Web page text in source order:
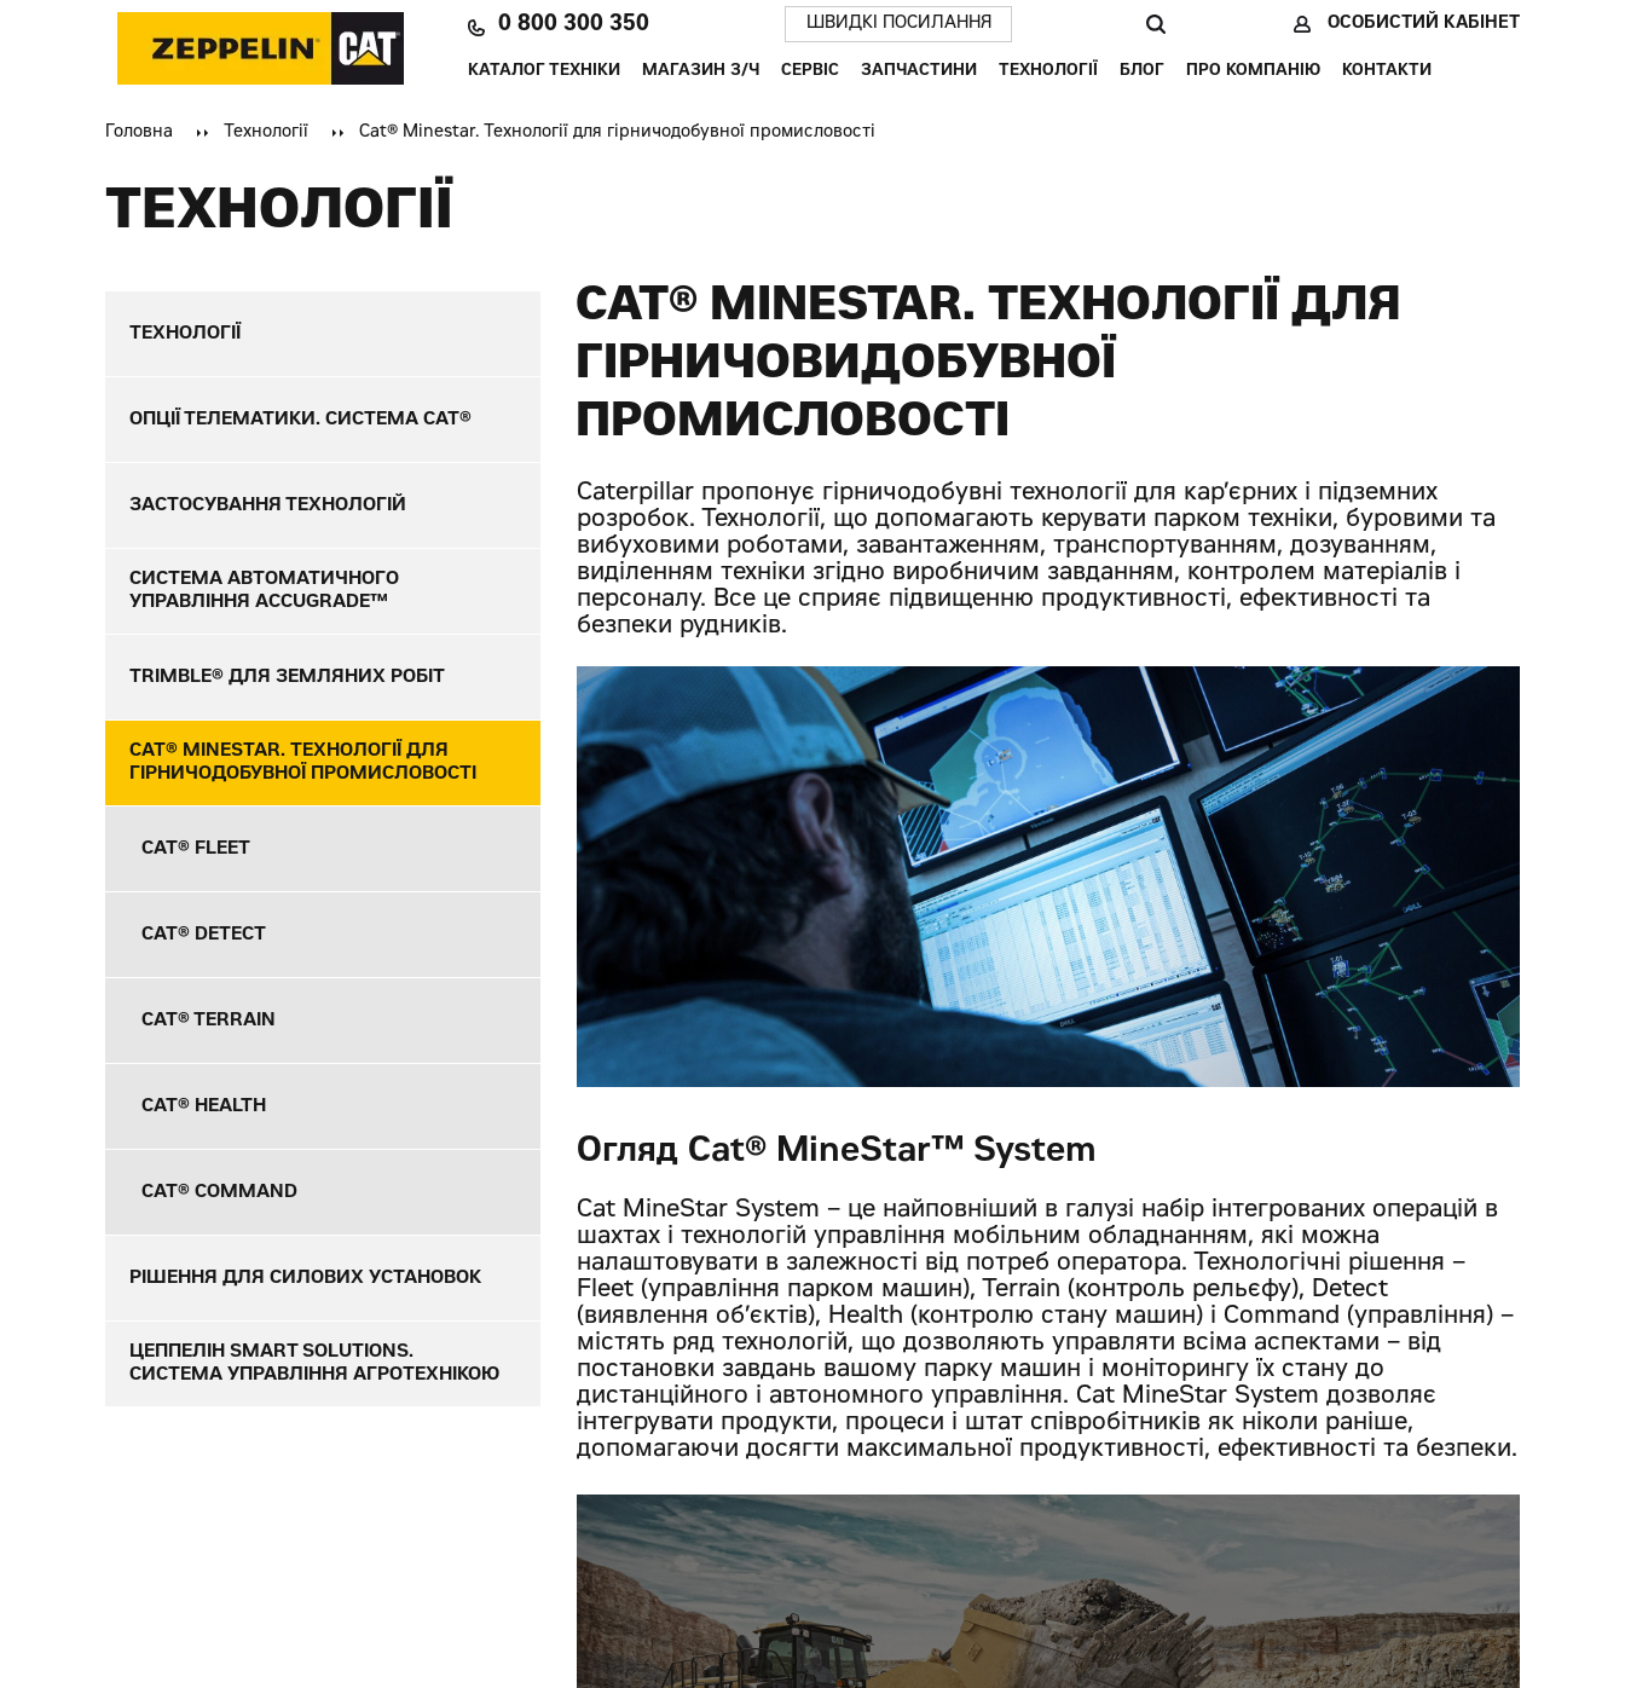
0 800 300 350
КАТАЛОГ ТЕХНІКИ МАГАЗИН З/Ч СЕРВІС ЗАПЧАСТИНИ ТЕХНОЛОГІЇ БЛОГ ПРО КОМПАНІЮ КОНТАКТИ
ШВИДКІ ПОСИЛАННЯ ОСОБИСТИЙ КАБІНЕТ
Головна Технології Cat® Minestar. Технології для гірничодобувної промисловості
ТЕХНОЛОГІЇ
ТЕХНОЛОГІЇ
ОПЦІЇ ТЕЛЕМАТИКИ. СИСТЕМА CAT®
ЗАСТОСУВАННЯ ТЕХНОЛОГІЙ
СИСТЕМА АВТОМАТИЧНОГО
УПРАВЛІННЯ ACCUGRADE™
TRIMBLE® ДЛЯ ЗЕМЛЯНИХ РОБІТ
CAT® MINESTAR. ТЕХНОЛОГІЇ ДЛЯ
ГІРНИЧОДОБУВНОЇ ПРОМИСЛОВОСТІ
CAT® FLEET
CAT® DETECT
CAT® TERRAIN
CAT® HEALTH
CAT® COMMAND
РІШЕННЯ ДЛЯ СИЛОВИХ УСТАНОВОК
ЦЕППЕЛІН SMART SOLUTIONS.
СИСТЕМА УПРАВЛІННЯ АГРОТЕХНІКОЮ
CAT® MINESTAR. ТЕХНОЛОГІЇ ДЛЯ
ГІРНИЧОВИДОБУВНОЇ
ПРОМИСЛОВОСТІ
Caterpillar пропонує гірничодобувні технології для кар’єрних і підземних
розробок. Технології, що допомагають керувати парком техніки, буровими та
вибуховими роботами, завантаженням, транспортуванням, дозуванням,
виділенням техніки згідно виробничим завданням, контролем матеріалів і
персоналу. Все це сприяє підвищенню продуктивності, ефективності та
безпеки рудників.
Огляд Cat® MineStar™ System
Cat MineStar System – це найповніший в галузі набір інтегрованих операцій в
шахтах і технологій управління мобільним обладнанням, які можна
налаштовувати в залежності від потреб оператора. Технологічні рішення –
Fleet (управління парком машин), Terrain (контроль рельєфу), Detect
(виявлення об’єктів), Health (контролю стану машин) і Command (управління) –
містять ряд технологій, що дозволяють управляти всіма аспектами – від
постановки завдань вашому парку машин і моніторингу їх стану до
дистанційного і автономного управління. Cat MineStar System дозволяє
інтегрувати продукти, процеси і штат співробітників як ніколи раніше,
допомагаючи досягти максимальної продуктивності, ефективності та безпеки.